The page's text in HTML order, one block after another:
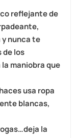
reflejante de
nunca te
de los
maniobra que
usa ropa
blancas,
la